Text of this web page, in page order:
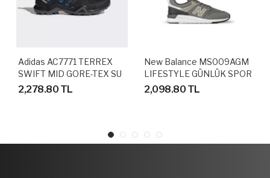
Adidas AC7771 TERREX
SWIFT MID GORE-TEX SU
GEÇİRMEZ OUTDOOR
AYAKKABI
2,278.80 TL
New Balance MS009AGM
LIFESTYLE GÜNLÜK SPOR
AYAKKABI
2,098.80 TL